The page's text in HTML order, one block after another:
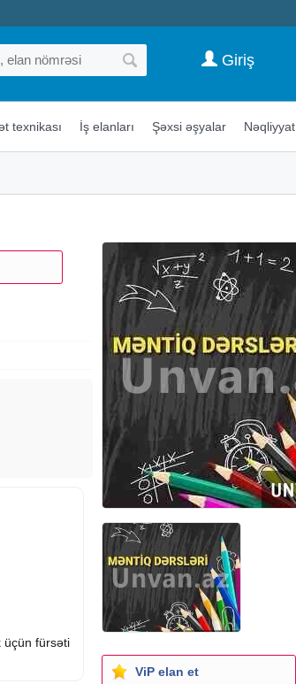
Giriş
texnikası İş elanları Şəxsi əşyalar Nəqliyyat
üçün fürsəti
ViP elan et